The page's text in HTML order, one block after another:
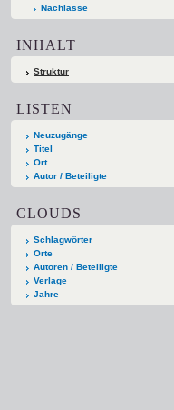
Nachlässe
INHALT
Struktur
LISTEN
Neuzugänge
Titel
Ort
Autor / Beteiligte
CLOUDS
Schlagwörter
Orte
Autoren / Beteiligte
Verlage
Jahre